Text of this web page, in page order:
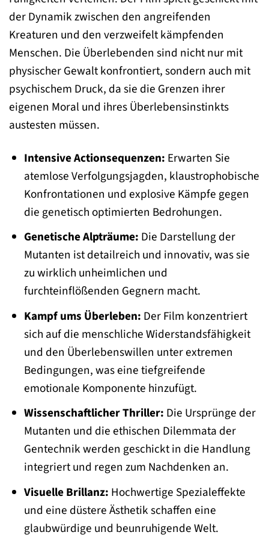
der Dynamik zwischen den angreifenden
Kreaturen und den verzweifelt kämpfenden
Menschen. Die Überlebenden sind nicht nur mit
physischer Gewalt konfrontiert, sondern auch mit
psychischem Druck, da sie die Grenzen ihrer
eigenen Moral und ihres Überlebensinstinkts
austesten müssen.
Intensive Actionsequenzen: Erwarten Sie
atemlose Verfolgungsjagden, klaustrophobische
Konfrontationen und explosive Kämpfe gegen
die genetisch optimierten Bedrohungen.
Genetische Alpträume: Die Darstellung der
Mutanten ist detailreich und innovativ, was sie
zu wirklich unheimlichen und
furchteinflößenden Gegnern macht.
Kampf ums Überleben: Der Film konzentriert
sich auf die menschliche Widerstandsfähigkeit
und den Überlebenswillen unter extremen
Bedingungen, was eine tiefgreifende
emotionale Komponente hinzufügt.
Wissenschaftlicher Thriller: Die Ursprünge der
Mutanten und die ethischen Dilemmata der
Gentechnik werden geschickt in die Handlung
integriert und regen zum Nachdenken an.
Visuelle Brillanz: Hochwertige Spezialeffekte
und eine düstere Ästhetik schaffen eine
glaubwürdige und beunruhigende Welt.